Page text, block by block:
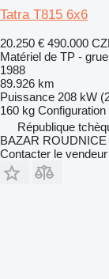
Tatra T815 6x6
20.250 € 490.000
Matériel de TP -
1988
89.926 km
Puissance 208 kW
160 kg
République
BAZAR ROUDNICE
Contacter le vendeur